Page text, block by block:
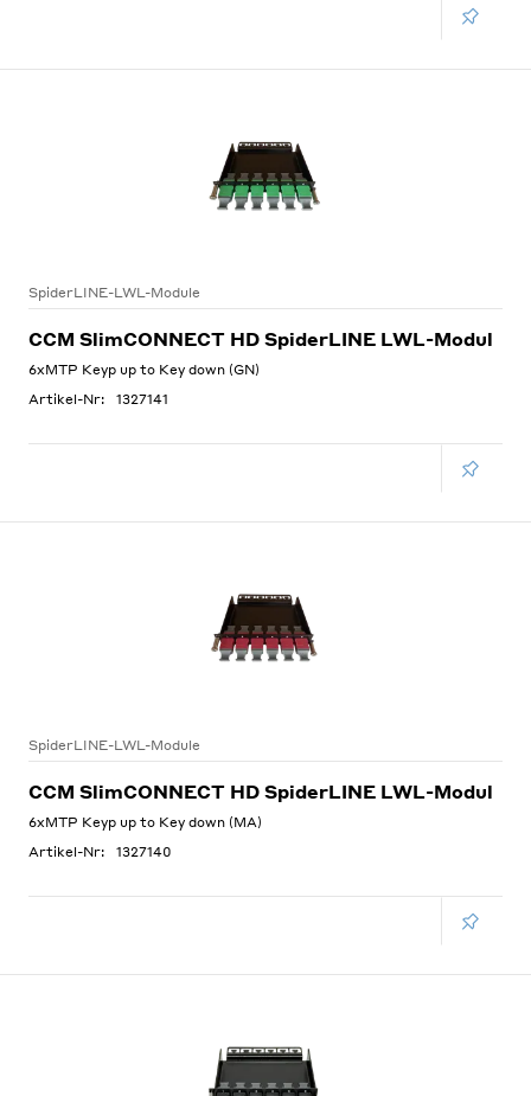
SpiderLINE-LWL-Module
CCM SlimCONNECT HD SpiderLINE LWL-Modul
6xMTP Keyp up to Key down (GN)
Artikel-Nr:
1327141
SpiderLINE-LWL-Module
CCM SlimCONNECT HD SpiderLINE LWL-Modul
6xMTP Keyp up to Key down (MA)
Artikel-Nr:
1327140